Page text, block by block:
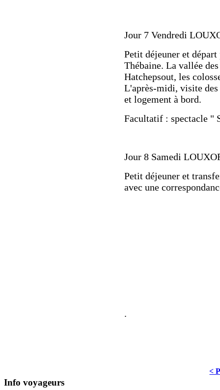
Jour 7 Vendredi
Petit déjeuner et
Thébaine. La vallée
Hatchepsout, les
L'après-midi, visite
et logement à bord.
Facultatif : spectacle "
Jour 8 Samedi
Petit déjeuner et
avec une
.
<
Info voyageurs